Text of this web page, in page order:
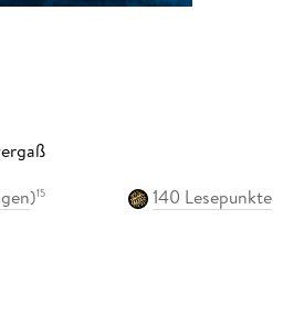
)15
140 Lesepunkte